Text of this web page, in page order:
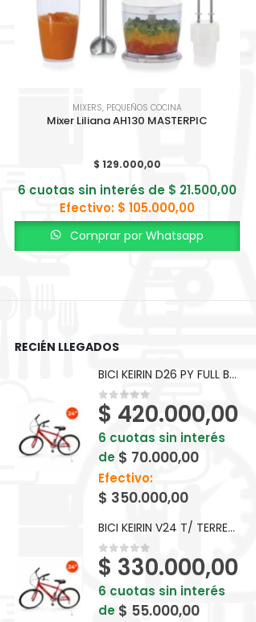
MIXERS, PEQUEÑOS COCINA
Mixer Liliana AH130 MASTERPIC
$ 129.000,00
6 cuotas sin interés de $ 21.500,00
Efectivo: $ 105.000,00
Comprar por Whatsapp
RECIÉN LLEGADOS
BICI KEIRIN D26 PY FULL BP10F
0out of 5
$ 420.000,00
6 cuotas sin interés
de $ 70.000,00
Efectivo:
$ 350.000,00
BICI KEIRIN V24 T/ TERRENO S/ CAMBIOS BM024
0out of 5
$ 330.000,00
6 cuotas sin interés
de $ 55.000,00